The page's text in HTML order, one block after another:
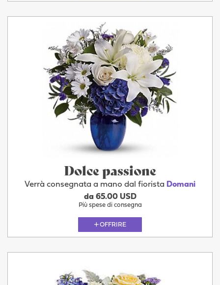
Dolce passione
Verrà consegnata a mano dal fiorista Domani
da 65.00 USD
Più spese di consegna
OFFRIRE